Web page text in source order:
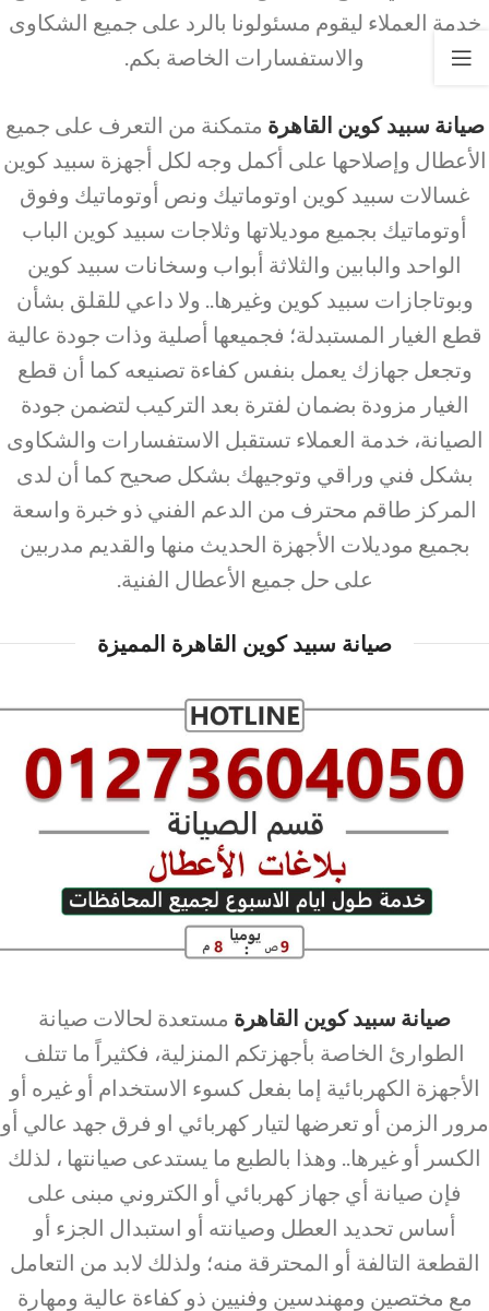
خدمة العملاء ليقوم مسئولونا بالرد على جميع الشكاوى
والاستفسارات الخاصة بكم.
صيانة سبيد كوين القاهرة متمكنة من التعرف على جميع
الأعطال وإصلاحها على أكمل وجه لكل أجهزة سبيد كوين
غسالات سبيد كوين اوتوماتيك ونص أوتوماتيك وفوق
أوتوماتيك بجميع موديلاتها وثلاجات سبيد كوين الباب
الواحد والبابين والثلاثة أبواب وسخانات سبيد كوين
وبوتاجازات سبيد كوين وغيرها.. ولا داعي للقلق بشأن
قطع الغيار المستبدلة؛ فجميعها أصلية وذات جودة عالية
وتجعل جهازك يعمل بنفس كفاءة تصنيعه كما أن قطع
الغيار مزودة بضمان لفترة بعد التركيب لتضمن جودة
الصيانة، خدمة العملاء تستقبل الاستفسارات والشكاوى
بشكل فني وراقي وتوجيهك بشكل صحيح كما أن لدى
المركز طاقم محترف من الدعم الفني ذو خبرة واسعة
بجميع موديلات الأجهزة الحديث منها والقديم مدربين
على حل جميع الأعطال الفنية.
صيانة سبيد كوين القاهرة المميزة
صيانة سبيد كوين القاهرة مستعدة لحالات صيانة
الطوارئ الخاصة بأجهزتكم المنزلية، فكثيراً ما تتلف
الأجهزة الكهربائية إما بفعل كسوء الاستخدام أو غيره أو
مرور الزمن أو تعرضها لتيار كهربائي او فرق جهد عالي أو
الكسر أو غيرها.. وهذا بالطبع ما يستدعى صيانتها ، لذلك
فإن صيانة أي جهاز كهربائي أو الكتروني مبنى على
أساس تحديد العطل وصيانته أو استبدال الجزء أو
القطعة التالفة أو المحترقة منه؛ ولذلك لابد من التعامل
مع مختصين ومهندسين وفنيين ذو كفاءة عالية ومهارة